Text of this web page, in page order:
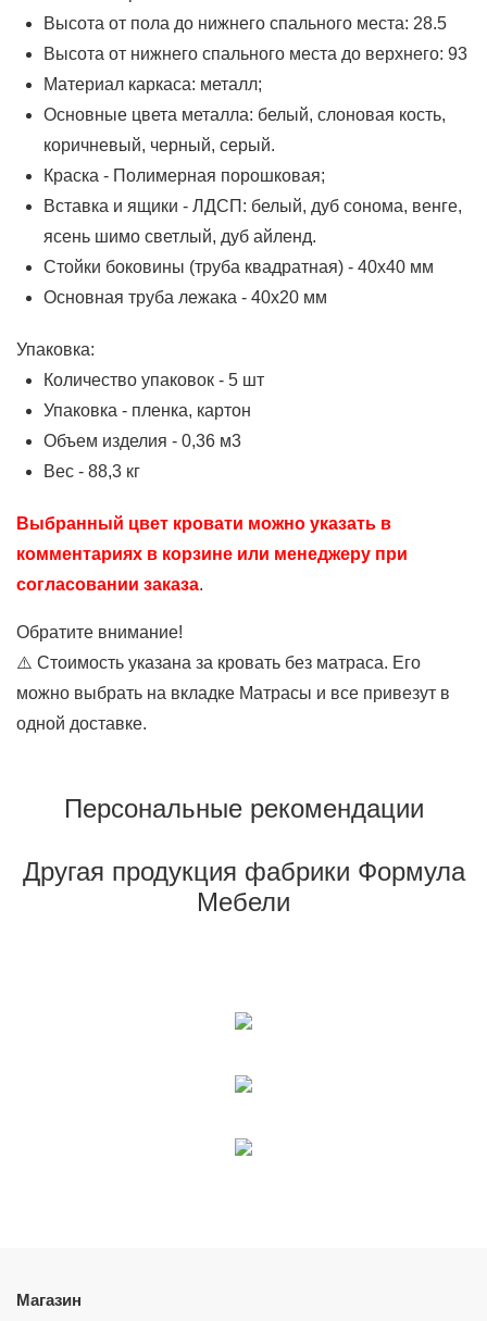
Высота от пола до нижнего спального места: 28.5
Высота от нижнего спального места до верхнего: 93
Материал каркаса: металл;
Основные цвета металла: белый, слоновая кость,
коричневый, черный, серый.
Краска - Полимерная порошковая;
Вставка и ящики - ЛДСП: белый, дуб сонома, венге,
ясень шимо светлый, дуб айленд.
Стойки боковины (труба квадратная) - 40х40 мм
Основная труба лежака - 40х20 мм
Упаковка:
Количество упаковок - 5 шт
Упаковка - пленка, картон
Объем изделия - 0,36 м3
Вес - 88,3 кг
Выбранный цвет кровати можно указать в
комментариях в корзине или менеджеру при
согласовании заказа.
Обратите внимание!
⚠️ Стоимость указана за кровать без матраса. Его
можно выбрать на вкладке Матрасы и все привезут в
одной доставке.
Персональные рекомендации
Другая продукция фабрики Формула
Мебели
Магазин